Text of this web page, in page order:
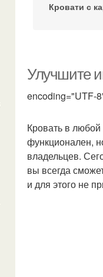
Кровати с
Улучшите
encoding="UTF-
Кровать в любой
функционален,
владельцев.
вы всегда
и для этого не